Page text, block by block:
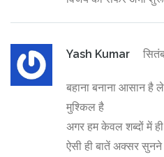
Yash Kumar
बहाना बनाना आसान है
मुश्किल है
अगर हम केवल शब्दों में ही
ऐसी ही बातें अक्सर सुनने